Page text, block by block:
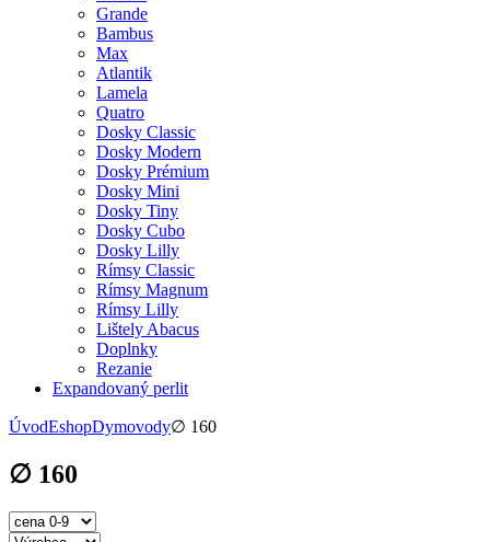
Grande
Bambus
Max
Atlantik
Lamela
Quatro
Dosky Classic
Dosky Modern
Dosky Prémium
Dosky Mini
Dosky Tiny
Dosky Cubo
Dosky Lilly
Rímsy Classic
Rímsy Magnum
Rímsy Lilly
Lištely Abacus
Doplnky
Rezanie
Expandovaný perlit
ÚvodEshopDymovody∅ 160
∅ 160